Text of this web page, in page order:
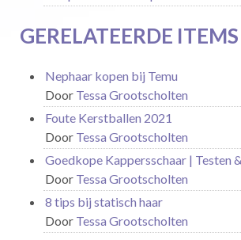
GERELATEERDE
Nephaar kopen bij Temu
Door Tessa Grootscholten
Foute Kerstballen 2021
Door Tessa Grootscholten
Goedkope Kappersschaar | Testen
Door Tessa Grootscholten
8 tips bij statisch haar
Door Tessa Grootscholten